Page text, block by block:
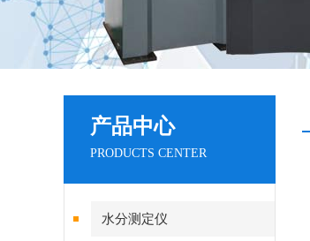
产品中心
PRODUCTS CENTER
水分测定仪